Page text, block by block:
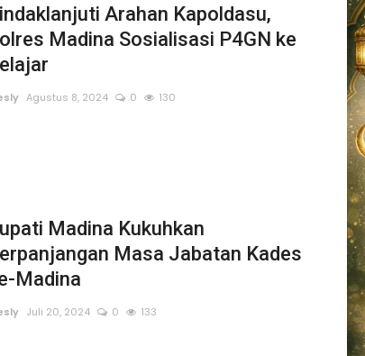
Arahan Kapoldasu,
Madina Sosialisasi P4GN ke
Agustus 8, 2024 0 130
Madina Kukuhkan
Masa Jabatan Kades
Madina
Juli 20, 2024 0 133